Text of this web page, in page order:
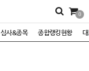
0
심사&종목 종합랭킹현황